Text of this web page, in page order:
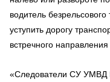
водитель
уступить дорогу
встречного
«Следователи СУ УМВД